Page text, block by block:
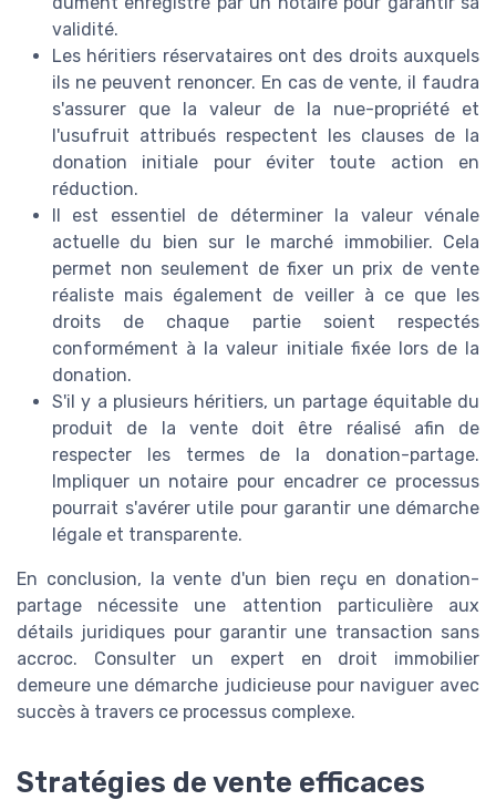
validité.
Les héritiers réservataires ont des droits auxquels
ils ne peuvent renoncer. En cas de vente, il faudra
s'assurer que la valeur de la nue-propriété et
l'usufruit attribués respectent les clauses de la
donation initiale pour éviter toute action en
réduction.
Il est essentiel de déterminer la valeur vénale
actuelle du bien sur le marché immobilier. Cela
permet non seulement de fixer un prix de vente
réaliste mais également de veiller à ce que les
droits de chaque partie soient respectés
conformément à la valeur initiale fixée lors de la
donation.
S'il y a plusieurs héritiers, un partage équitable du
produit de la vente doit être réalisé afin de
respecter les termes de la donation-partage.
Impliquer un notaire pour encadrer ce processus
pourrait s'avérer utile pour garantir une démarche
légale et transparente.
En conclusion, la vente d'un bien reçu en donation-
partage nécessite une attention particulière aux
détails juridiques pour garantir une transaction sans
accroc. Consulter un expert en droit immobilier
demeure une démarche judicieuse pour naviguer avec
succès à travers ce processus complexe.
Stratégies de vente efficaces